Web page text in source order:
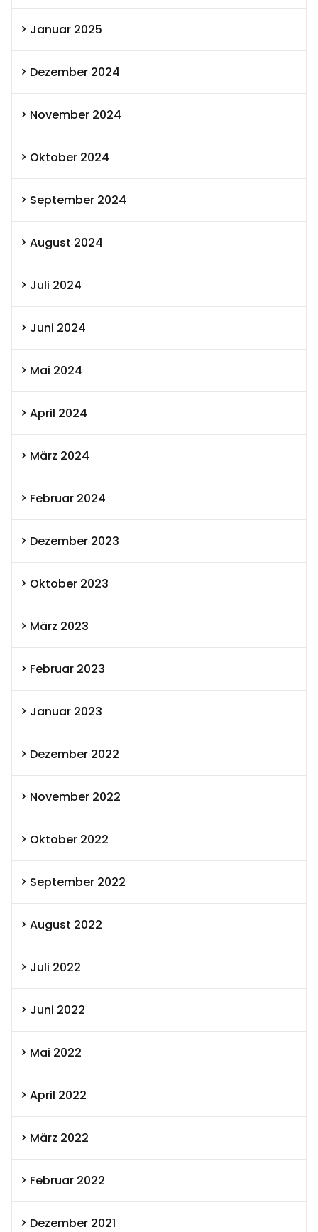
Januar 2025
Dezember 2024
November 2024
Oktober 2024
September 2024
August 2024
Juli 2024
Juni 2024
Mai 2024
April 2024
März 2024
Februar 2024
Dezember 2023
Oktober 2023
März 2023
Februar 2023
Januar 2023
Dezember 2022
November 2022
Oktober 2022
September 2022
August 2022
Juli 2022
Juni 2022
Mai 2022
April 2022
März 2022
Februar 2022
Dezember 2021